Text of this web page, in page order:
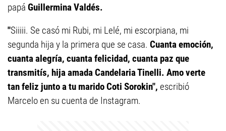
papá Guillermina Valdés.
"Siiiii. Se casó mi Rubi, mi Lelé, mi escorpiana, mi
segunda hija y la primera que se casa. Cuanta emoción,
cuanta alegría, cuanta felicidad, cuanta paz que
transmitís, hija amada Candelaria Tinelli. Amo verte
tan feliz junto a tu marido Coti Sorokin", escribió
Marcelo en su cuenta de Instagram.